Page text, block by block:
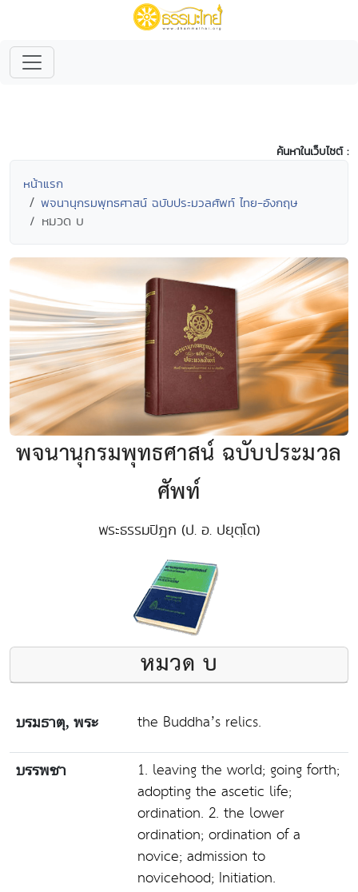
ค้นหาในเว็บไซต์ :
หน้าแรก
พจนานุกรมพุทธศาสน์ ฉบับประมวลศัพท์ ไทย-อังกฤษ
หมวด บ
พจนานุกรมพุทธศาสน์ ฉบับประมวล
ศัพท์
พระธรรมปิฎก (ป. อ. ปยุตฺโต)
หมวด บ
บรมธาตุ, พระ the Buddha’s relics.
บรรพชา
1. leaving the world; going forth;
adopting the ascetic life;
ordination. 2. the lower
ordination; ordination of a
novice; admission to
novicehood; Initiation.